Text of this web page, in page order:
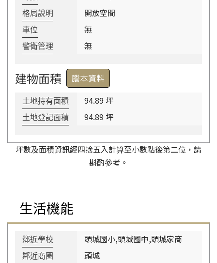
格局說明 開放空間
車位 無
警衛管理 無
建物面積 謄本資料
土地持有面積 94.89 坪
土地登記面積 94.89 坪
坪數及面積資訊經四捨五入計算至小數點後第二位，請
斟酌參考。
生活機能
鄰近學校 頭城國小,頭城國中,頭城家商
鄰近商圈 頭城